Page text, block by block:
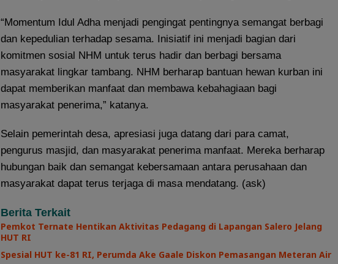
“Momentum Idul Adha menjadi pengingat pentingnya semangat berbagi
dan kepedulian terhadap sesama. Inisiatif ini menjadi bagian dari
komitmen sosial NHM untuk terus hadir dan berbagi bersama
masyarakat lingkar tambang. NHM berharap bantuan hewan kurban ini
dapat memberikan manfaat dan membawa kebahagiaan bagi
masyarakat penerima,” katanya.
Selain pemerintah desa, apresiasi juga datang dari para camat,
pengurus masjid, dan masyarakat penerima manfaat. Mereka berharap
hubungan baik dan semangat kebersamaan antara perusahaan dan
masyarakat dapat terus terjaga di masa mendatang. (ask)
Berita Terkait
Pemkot Ternate Hentikan Aktivitas Pedagang di Lapangan Salero Jelang
HUT RI
Spesial HUT ke-81 RI, Perumda Ake Gaale Diskon Pemasangan Meteran Air